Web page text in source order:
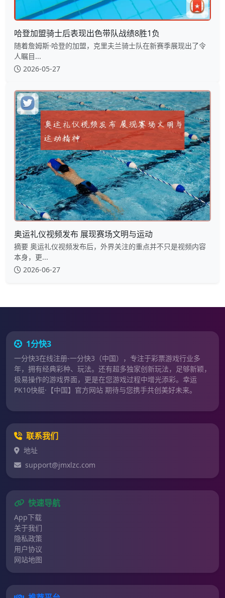
哈登加盟骑士后表现出色带队战绩8胜1负
随着詹姆斯·哈登的加盟，克里夫兰骑士队在新赛季展现出了令
人瞩目...
2026-05-27
奥运礼仪视频发布 展现赛场文明与运动
摘要 奥运礼仪视频发布后，外界关注的重点并不只是视频内容
本身，更...
2026-06-27
1分快3
一分快3在线注册-一分快3（中国），专注于彩票游戏行业多
年，拥有经典彩种、玩法。还有超多独家创新玩法，足够新颖，
极易操作的游戏界面，更是在您游戏过程中增光添彩。幸运
PK10快艇·【中国】官方网站 期待与您携手共创美好未来。
联系我们
地址
support@jmxlzc.com
快速导航
App下载
关于我们
隐私政策
用户协议
网站地图